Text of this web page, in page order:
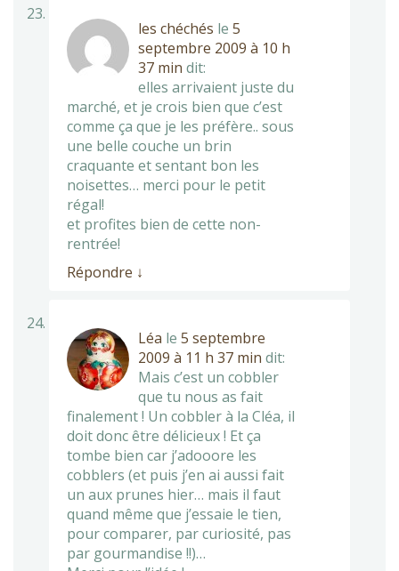
les chéchés le 5
septembre 2009 à 10 h
37 min dit:
elles arrivaient juste du
marché, et je crois bien que c’est
comme ça que je les préfère.. sous
une belle couche un brin
craquante et sentant bon les
noisettes… merci pour le petit
régal!
et profites bien de cette non-
rentrée!
Répondre ↓
Léa le 5 septembre
2009 à 11 h 37 min dit:
Mais c’est un cobbler
que tu nous as fait
finalement ! Un cobbler à la Cléa, il
doit donc être délicieux ! Et ça
tombe bien car j’adooore les
cobblers (et puis j’en ai aussi fait
un aux prunes hier… mais il faut
quand même que j’essaie le tien,
pour comparer, par curiosité, pas
par gourmandise !!)…